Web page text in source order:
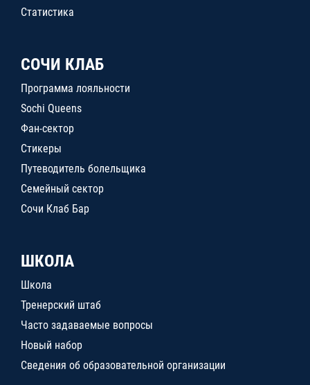
Статистика
СОЧИ КЛАБ
Программа лояльности
Sochi Queens
Фан-сектор
Стикеры
Путеводитель болельщика
Семейный сектор
Сочи Клаб Бар
ШКОЛА
Школа
Тренерский штаб
Часто задаваемые вопросы
Новый набор
Сведения об образовательной организации